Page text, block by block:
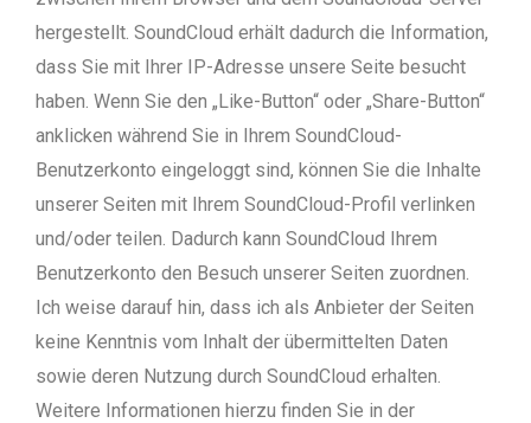
hergestellt. SoundCloud erhält dadurch die Information,
dass Sie mit Ihrer IP-Adresse unsere Seite besucht
haben. Wenn Sie den „Like-Button“ oder „Share-Button“
anklicken während Sie in Ihrem SoundCloud-
Benutzerkonto eingeloggt sind, können Sie die Inhalte
unserer Seiten mit Ihrem SoundCloud-Profil verlinken
und/oder teilen. Dadurch kann SoundCloud Ihrem
Benutzerkonto den Besuch unserer Seiten zuordnen.
Ich weise darauf hin, dass ich als Anbieter der Seiten
keine Kenntnis vom Inhalt der übermittelten Daten
sowie deren Nutzung durch SoundCloud erhalten.
Weitere Informationen hierzu finden Sie in der